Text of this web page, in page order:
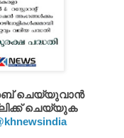
ചെയ്യുവാൻ
ചെയ്യുക